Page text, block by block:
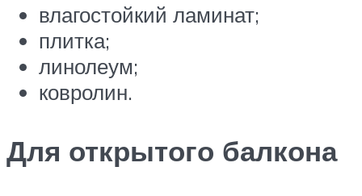
влагостойкий ламинат;
плитка;
линолеум;
ковролин.
Для открытого балкона